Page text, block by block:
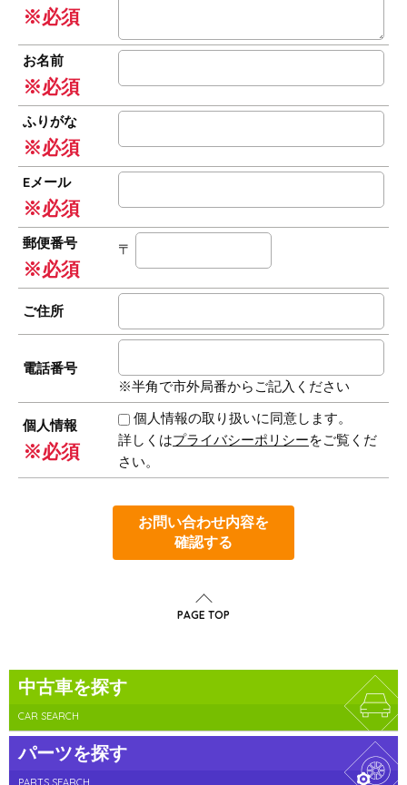
※必須
お名前
※必須
ふりがな
※必須
Eメール
※必須
郵便番号
※必須
〒
ご住所
電話番号
※半角で市外局番からご記入ください
個人情報
※必須
個人情報の取り扱いに同意します。
詳しくはプライバシーポリシーをご覧くだ
さい。
お問い合わせ内容を
確認する
PAGE TOP
中古車を探す
CAR SEARCH
パーツを探す
PARTS SEARCH